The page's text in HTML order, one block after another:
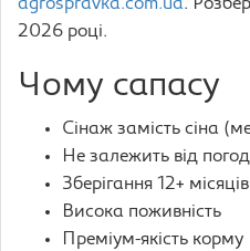
agrospravka.com.ua.
2026 році.
Чому сапасу
Сінаж замість сіна
Не залежить від
Зберігання 12+ місяців
Висока поживність
Преміум-якість корму